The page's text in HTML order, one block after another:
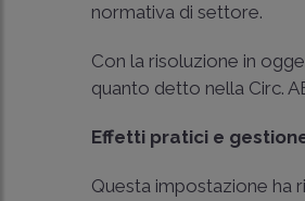
normativa di settore.
Con la risoluzione in
quanto detto nella Circ.
Effetti pratici e
Questa impostazione ha